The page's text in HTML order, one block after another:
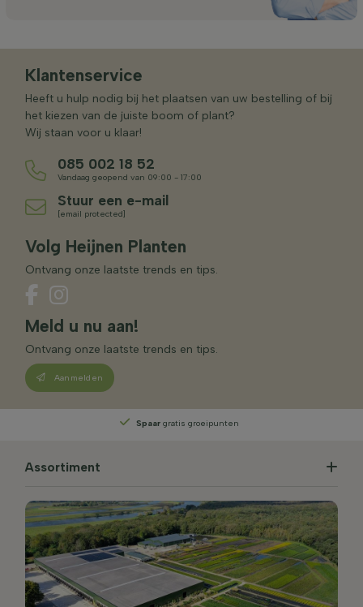
Klantenservice
Heeft u hulp nodig bij het plaatsen van uw bestelling of bij
het kiezen van de juiste boom of plant?
Wij staan voor u klaar!
085 002 18 52
Vandaag geopend van 09:00 - 17:00
Stuur een e-mail
[email protected]
Volg Heijnen Planten
Ontvang onze laatste trends en tips.
Meld u nu aan!
Ontvang onze laatste trends en tips.
Aanmelden
Spaargratis groeipunten
Assortiment